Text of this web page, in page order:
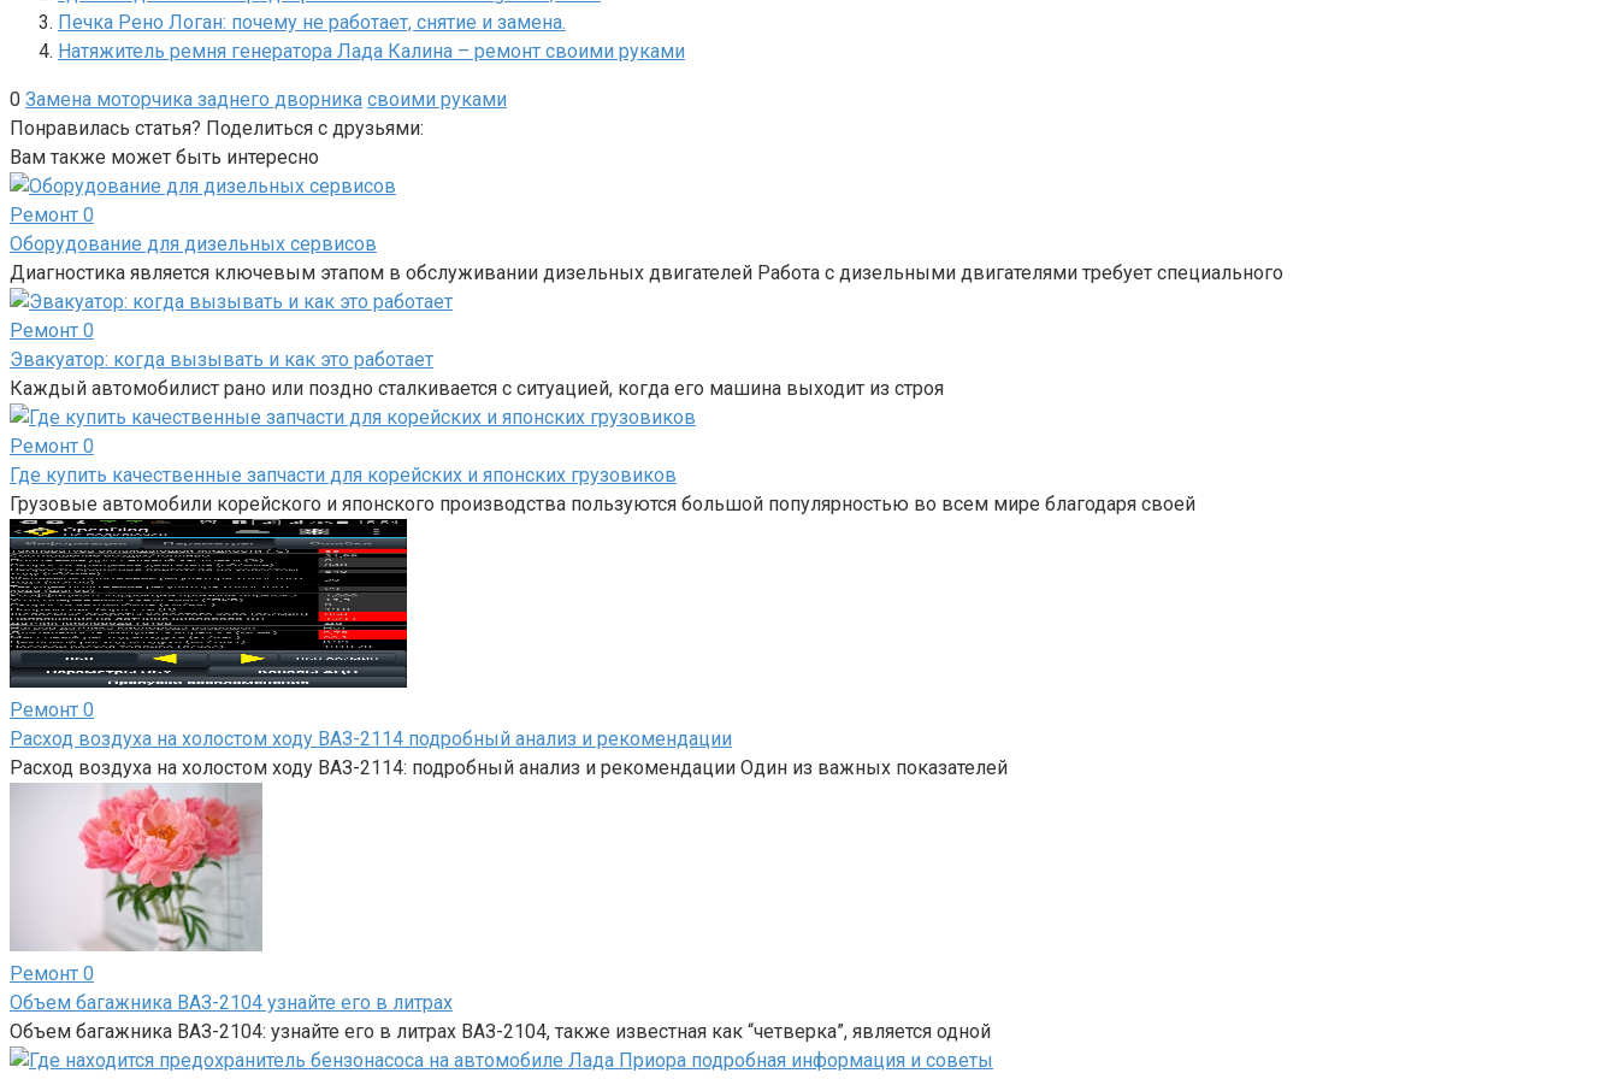
Печка Рено Логан: почему не работает, снятие и замена.
Натяжитель ремня генератора Лада Калина – ремонт своими руками
0 Замена моторчика заднего дворника своими руками
Понравилась статья? Поделиться с друзьями:
Вам также может быть интересно
Ремонт 0
Оборудование для дизельных сервисов
Диагностика является ключевым этапом в обслуживании дизельных двигателей Работа с дизельными двигателями требует специального
Ремонт 0
Эвакуатор: когда вызывать и как это работает
Каждый автомобилист рано или поздно сталкивается с ситуацией, когда его машина выходит из строя
Ремонт 0
Где купить качественные запчасти для корейских и японских грузовиков
Грузовые автомобили корейского и японского производства пользуются большой популярностью во всем мире благодаря своей
Ремонт 0
Расход воздуха на холостом ходу ВАЗ-2114 подробный анализ и рекомендации
Расход воздуха на холостом ходу ВАЗ-2114: подробный анализ и рекомендации Один из важных показателей
Ремонт 0
Объем багажника ВАЗ-2104 узнайте его в литрах
Объем багажника ВАЗ-2104: узнайте его в литрах ВАЗ-2104, также известная как “четверка”, является одной